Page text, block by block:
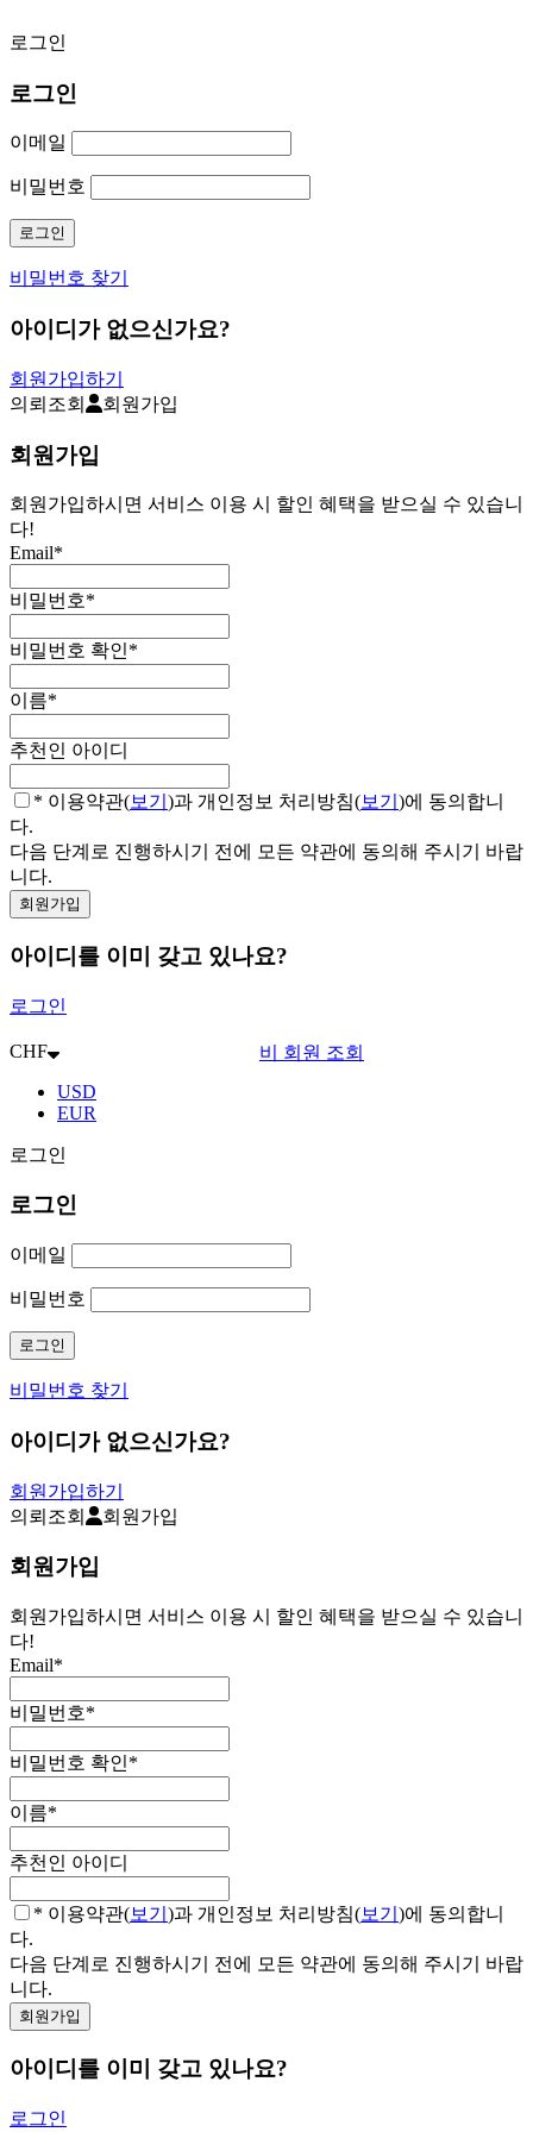
로그인
로그인
이메일
비밀번호
비밀번호 찾기
아이디가 없으신가요?
회원가입하기
의뢰조회
회원가입
회원가입
회원가입하시면 서비스 이용 시 할인 혜택을 받으실 수 있습니
다!
Email*
비밀번호*
비밀번호 확인*
이름*
추천인 아이디
* 이용약관(보기 )과 개인정보 처리방침(보기 )에 동의합니
다.
다음 단계로 진행하시기 전에 모든 약관에 동의해 주시기 바랍
니다.
아이디를 이미 갖고 있나요?
로그인
비 회원 조회
CHF
USD
EUR
로그인
로그인
이메일
비밀번호
비밀번호 찾기
아이디가 없으신가요?
회원가입하기
의뢰조회
회원가입
회원가입
회원가입하시면 서비스 이용 시 할인 혜택을 받으실 수 있습니
다!
Email*
비밀번호*
비밀번호 확인*
이름*
추천인 아이디
* 이용약관(보기 )과 개인정보 처리방침(보기 )에 동의합니
다.
다음 단계로 진행하시기 전에 모든 약관에 동의해 주시기 바랍
니다.
아이디를 이미 갖고 있나요?
로그인